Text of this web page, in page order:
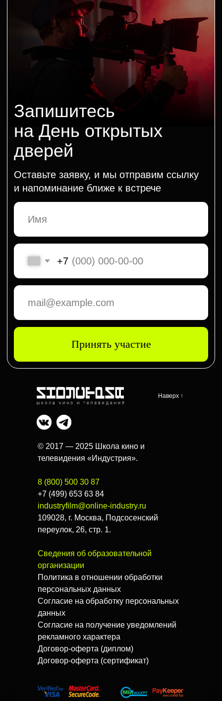
© 2017 — 2025 Школа кино и
телевидения «Индустрия».
8 (800) 500 30 87
+7 (499) 653 63 84
industryfilm@online-industry.ru
109028, г. Москва, Подсосенский
переулок, 26, стр. 1.
Сведения об образовательной
организации
Политика в отношении обработки
персональных данных
Согласие на обработку персональных
данных
Согласие на получение уведомлений
рекламного характера
Договор-оферта (диплом)
Договор-оферта (сертификат)
Наверх ↑